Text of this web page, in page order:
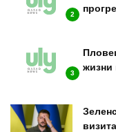
2
3
жизни